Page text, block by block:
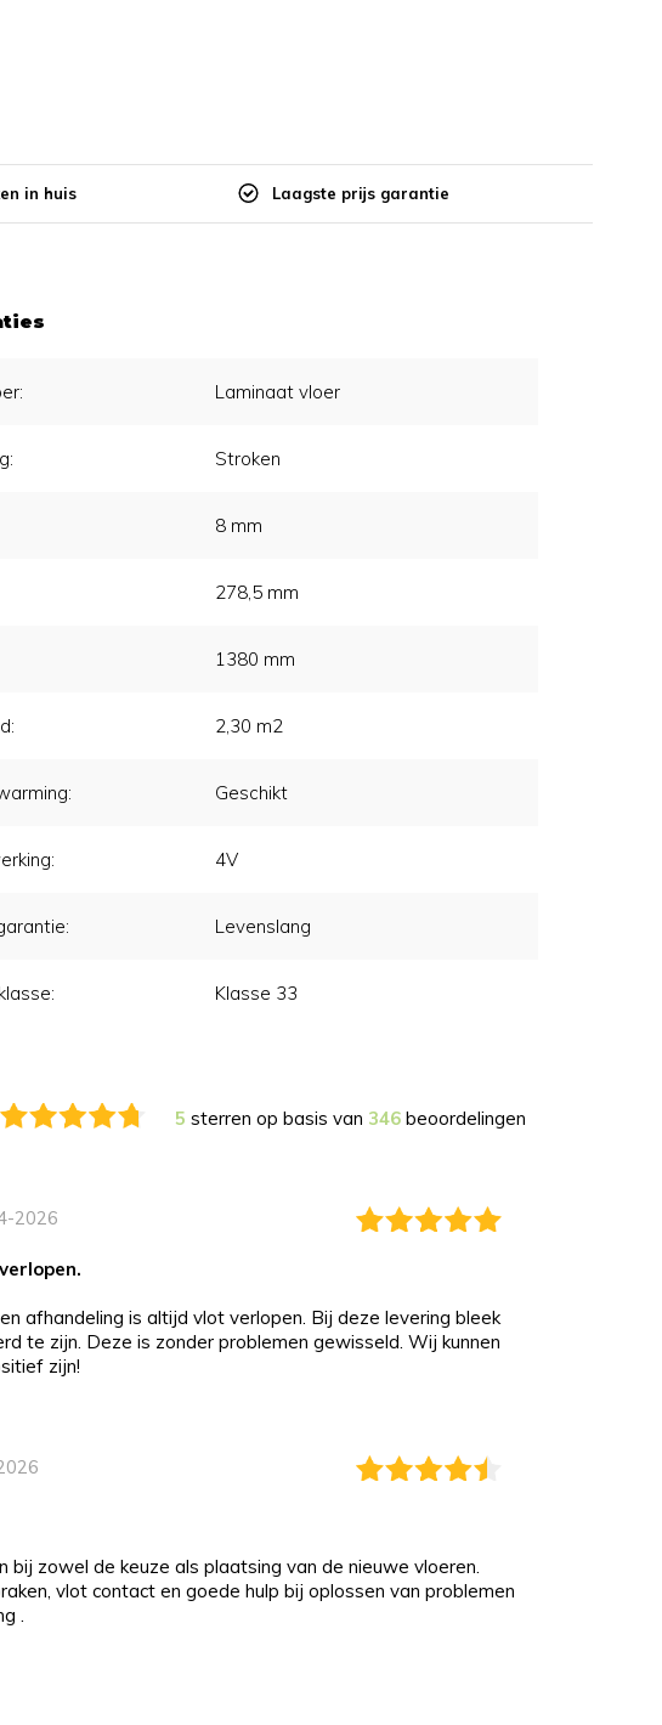
in huis Laagste prijs garantie
Laminaat vloer
Stroken
8 mm
278,5 mm
1380 mm
2,30 m2
Geschikt
4V
Levenslang
Klasse 33
5 sterren op basis van 346 beoordelingen
2026
afhandeling is altijd vlot verlopen. Bij deze levering bleek
te zijn. Deze is zonder problemen gewisseld. Wij kunnen
zijn!
bij zowel de keuze als plaatsing van de nieuwe vloeren.
vlot contact en goede hulp bij oplossen van problemen
.